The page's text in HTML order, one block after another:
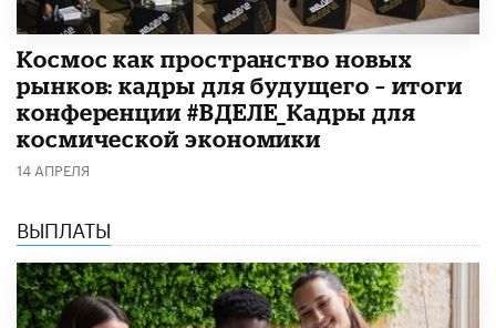
Космос как пространство новых
рынков: кадры для будущего – итоги
конференции #ВДЕЛЕ_Кадры для
космической экономики
14 АПРЕЛЯ
ВЫПЛАТЫ